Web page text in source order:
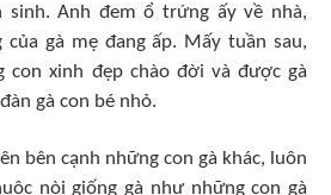
sinh. Anh đem ổ trứng ấy về nhà,
gà mẹ đang ấp. Mấy tuần sau,
con xinh đẹp chào đời và được gà
gà con bé nhỏ.
bên cạnh những con gà khác, luôn
nòi giống gà như những con gà